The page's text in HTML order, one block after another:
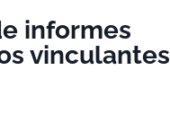
informes
vinculantes